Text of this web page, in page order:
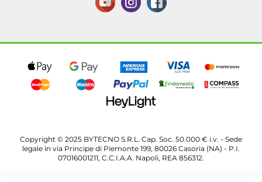
Copyright © 2025 BYTECNO S.R.L. Cap. Soc. 50.000 € i.v. - Sede
legale in via Principe di Piemonte 199, 80026 Casoria (NA) - P.I.
07016001211, C.C.I.A.A. Napoli, REA 856312.